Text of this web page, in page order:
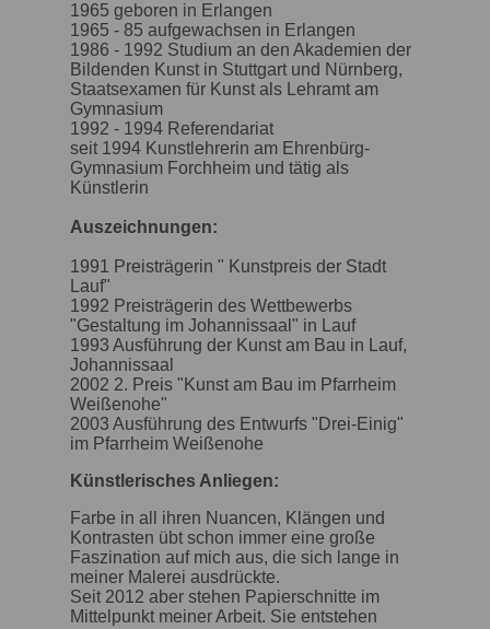
1965 geboren in Erlangen
1965 - 85 aufgewachsen in Erlangen
1986 - 1992 Studium an den Akademien der
Bildenden Kunst in Stuttgart und Nürnberg,
Staatsexamen für Kunst als Lehramt am
Gymnasium
1992 - 1994 Referendariat
seit 1994 Kunstlehrerin am Ehrenbürg-
Gymnasium Forchheim und tätig als
Künstlerin
Auszeichnungen:
1991 Preisträgerin " Kunstpreis der Stadt
Lauf"
1992 Preisträgerin des Wettbewerbs
"Gestaltung im Johannissaal" in Lauf
1993 Ausführung der Kunst am Bau in Lauf,
Johannissaal
2002 2. Preis "Kunst am Bau im Pfarrheim
Weißenohe"
2003 Ausführung des Entwurfs "Drei-Einig"
im Pfarrheim Weißenohe
Künstlerisches Anliegen:
Farbe in all ihren Nuancen, Klängen und
Kontrasten übt schon immer eine große
Faszination auf mich aus, die sich lange in
meiner Malerei ausdrückte.
Seit 2012 aber stehen Papierschnitte im
Mittelpunkt meiner Arbeit. Sie entstehen